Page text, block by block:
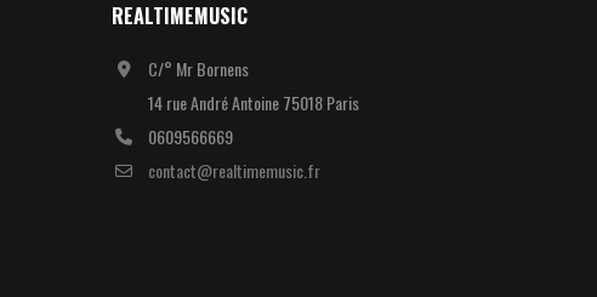
REALTIMEMUSIC
C/° Mr Bornens
14 rue André Antoine 75018 Paris
0609566669
contact@realtimemusic.fr